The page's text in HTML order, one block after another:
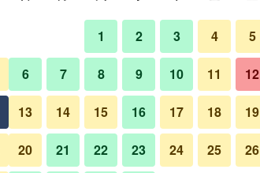
1 2 3 4 5
6 7 8 9 10 11 12
13 14 15 16 17 18 19
20 21 22 23 24 25 26